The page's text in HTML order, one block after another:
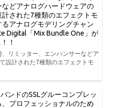
どアナログハードウェアの
された7種類のエフェクトモ
アナログモデリングチャン
Digital「Mix Bundle One」が
！
、リミッター、エンハンサーなどア
設計された7種類のエフェクトモ
ンドのSSLグルーコンプレッ
プロフェッショナルのため